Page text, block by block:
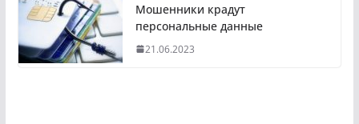
Мошенники крадут
персональные данные
21.06.2023